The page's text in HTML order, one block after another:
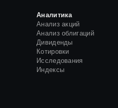
Аналитика
Анализ акций
Анализ облигаций
Дивиденды
Котировки
Исследования
Индексы